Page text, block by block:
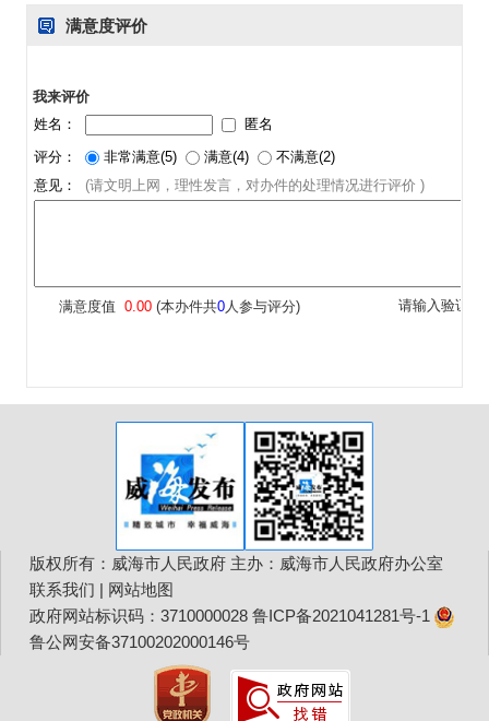
满意度评价
版权所有：威海市人民政府 主办：威海市人民政府办公室
联系我们 | 网站地图
政府网站标识码：3710000028 鲁ICP备2021041281号-1
鲁公网安备37100202000146号